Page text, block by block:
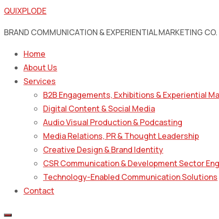
QUIXPLODE
BRAND COMMUNICATION & EXPERIENTIAL MARKETING CO.
Home
About Us
Services
B2B Engagements, Exhibitions & Experiential
Digital Content & Social Media
Audio Visual Production & Podcasting
Media Relations, PR & Thought Leadership
Creative Design & Brand Identity
CSR Communication & Development Sector
Technology-Enabled Communication Solutions
Contact